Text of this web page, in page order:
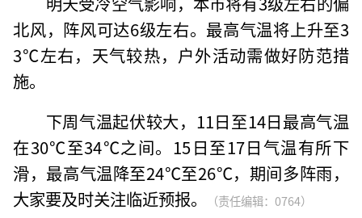
北风，阵风可达6级左右。最高气温将上升至3
3℃左右，天气较热，户外活动需做好防范措
施。
下周气温起伏较大，11日至14日最高气温
在30℃至34℃之间。15日至17日气温有所下
滑，最高气温降至24℃至26℃，期间多阵雨，
大家要及时关注临近预报。
（责任编辑：0764）